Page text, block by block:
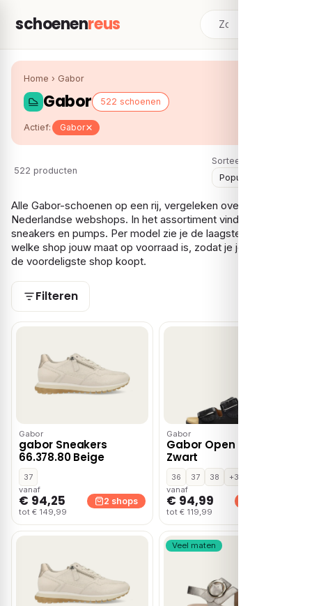
schoenenreus
Home › Gabor
Gabor 522 schoenen
Actief: Gabor
522 producten
Sorteer:
Alle Gabor-schoenen op een rij, vergeleken over meerdere
Nederlandse webshops. In het assortiment vind je vooral
sneakers en pumps. Per model zie je de laagste prijs en bij
welke shop jouw maat op voorraad is, zodat je je Gabor bij
de voordeligste shop koopt.
Filteren
Gabor
gabor Sneakers
66.378.80 Beige
37
vanaf
€ 94,25
tot € 149,99
2 shops
Gabor
Gabor Open Teen –
Zwart
36 37 38
+3
vanaf
€ 94,99
tot € 119,99
Veel maten